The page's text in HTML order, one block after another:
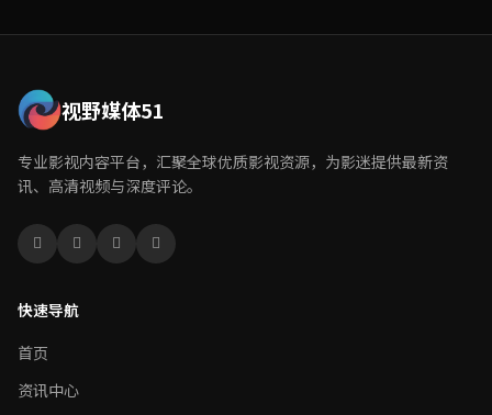
视野媒体51
专业影视内容平台，汇聚全球优质影视资源，为影迷提供最新资
讯、高清视频与深度评论。
快速导航
首页
资讯中心